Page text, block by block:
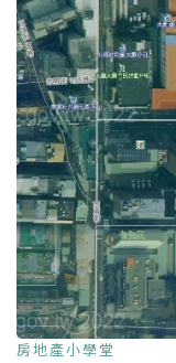
房地產小學堂